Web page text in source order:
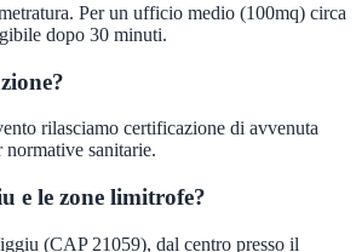
Per un ufficio medio (100mq) circa
dopo 30 minuti.
rilasciamo certificazione di avvenuta
sanitarie.
e le zone limitrofe?
(CAP 21059), dal centro presso il